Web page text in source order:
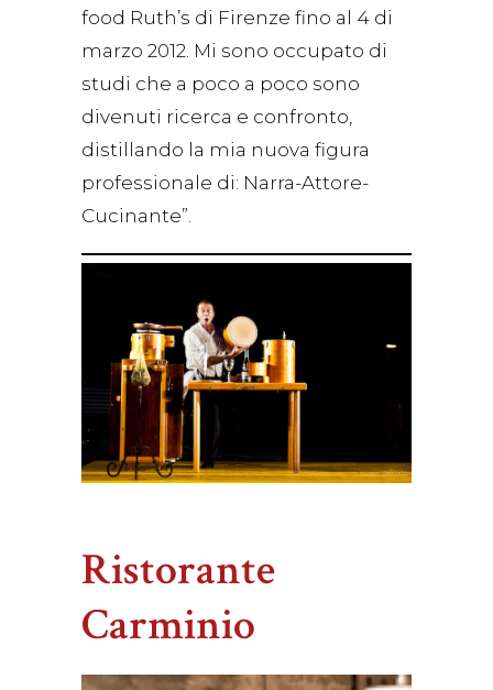
food Ruth’s di Firenze fino al 4 di
marzo 2012. Mi sono occupato di
studi che a poco a poco sono
divenuti ricerca e confronto,
distillando la mia nuova figura
professionale di: Narra-Attore-
Cucinante”.
Ristorante
Carminio